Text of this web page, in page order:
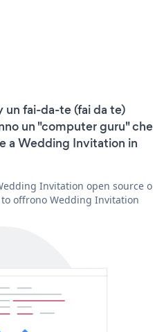
un fai-da-te (fai da te)
un "computer guru" che
a Wedding Invitation in
Invitation open source o
offrono Wedding Invitation